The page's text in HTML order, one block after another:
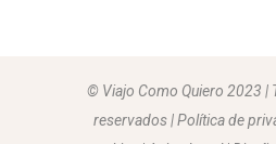
© Viajo Como Quiero 2023 |
reservados | Política de